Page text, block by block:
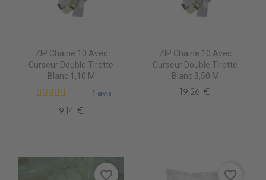
ZIP Chaine 10 Avec
Curseur Double Tirette
Blanc 1,10 M
1 avis
9,14 €
ZIP Chaine 10 Avec
Curseur Double Tirette
Blanc 3,50 M
19,26 €
favorite_border favorite_border